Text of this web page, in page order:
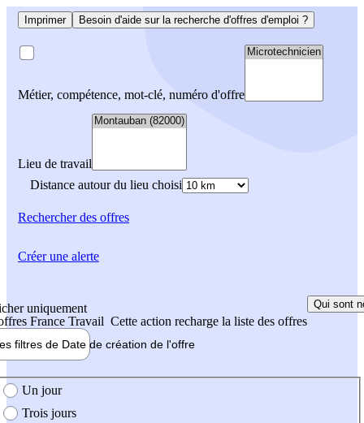
Imprimer Besoin d'aide sur la recherche d'offres d'emploi ?
Métier, compétence, mot-clé, numéro d'offre
Lieu de travail
Distance autour du lieu choisi
Rechercherdes offres
uniquement
France Travail Cette action recharge la liste des offres
Qui sont
filtres de Date de création de l'offre
création de l'offre
Un jour
Trois jours
Créer une alerte